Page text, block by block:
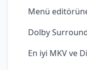
Menü
Dolby
En iyi MKV ve